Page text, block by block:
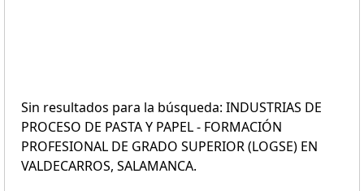
Sin resultados para la búsqueda: INDUSTRIAS DE
PROCESO DE PASTA Y PAPEL - FORMACIÓN
PROFESIONAL DE GRADO SUPERIOR (LOGSE) EN
VALDECARROS, SALAMANCA.